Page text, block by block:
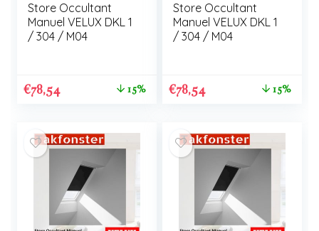
Store Occultant
Manuel VELUX DKL 1
/ 304 / M04
€78,54 15%
Store Occultant
Manuel VELUX DKL 1
/ 304 / M04
€78,54 15%